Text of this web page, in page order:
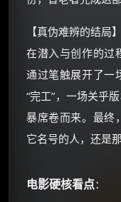
【真伪难辨的结局】
在潜入与创作的过
通过笔触展开了一
“完工”，一场关乎
暴席卷而来。最终
它名号的人，还是
电影硬核看点：
☕